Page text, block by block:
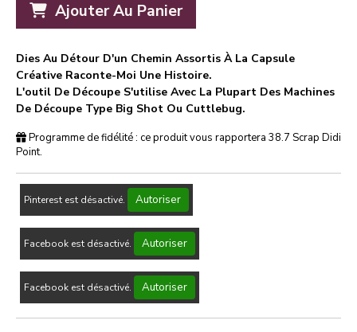
Ajouter Au Panier
Dies Au Détour D'un Chemin Assortis À La Capsule
Créative Raconte-Moi Une Histoire.
L'outil De Découpe S'utilise Avec La Plupart Des Machines
De Découpe Type Big Shot Ou Cuttlebug.
Programme de fidélité : ce produit vous rapportera 38.7 Scrap Didi
Point.
Pinterest est désactivé. Autoriser
Facebook est désactivé. Autoriser
Facebook est désactivé. Autoriser